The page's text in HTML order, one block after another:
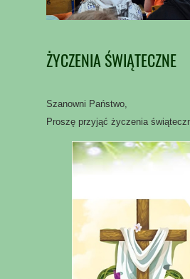
ŻYCZENIA ŚWIĄTECZNE
Szanowni Państwo,
Proszę przyjąć życzenia